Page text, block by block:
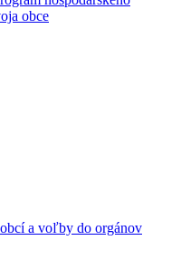
obce
a voľby do orgánov